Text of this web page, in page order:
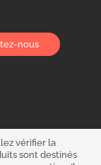
nous
vérifier la
sont destinés